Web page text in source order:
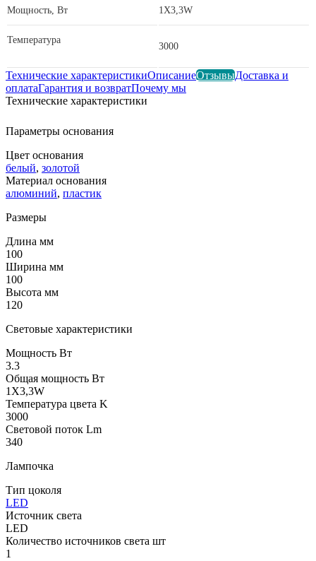
Мощность, Вт 1X3,3W
Температура
3000
Технические характеристикиОписаниеОтзывыДоставка и
оплатаГарантия и возвратПочему мы
Технические характеристики
Параметры основания
Цвет основания
белый, золотой
Материал основания
алюминий, пластик
Размеры
Длина мм
100
Ширина мм
100
Высота мм
120
Световые характеристики
Мощность Вт
3.3
Общая мощность Вт
1X3,3W
Температура цвета K
3000
Световой поток Lm
340
Лампочка
Тип цоколя
LED
Источник света
LED
Количество источников света шт
1